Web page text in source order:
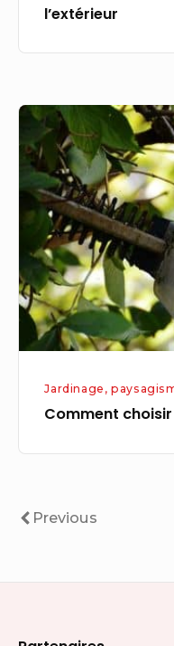
l’extérieur
Comment
choisir
ses
outils
jardinage
Jardinage,
Comment
Navigation
Previous
Previous